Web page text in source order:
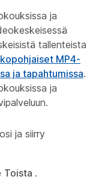
ja
tallenteista
MP4-
ja tapahtumissa.
ja
ja siirry
Toista .